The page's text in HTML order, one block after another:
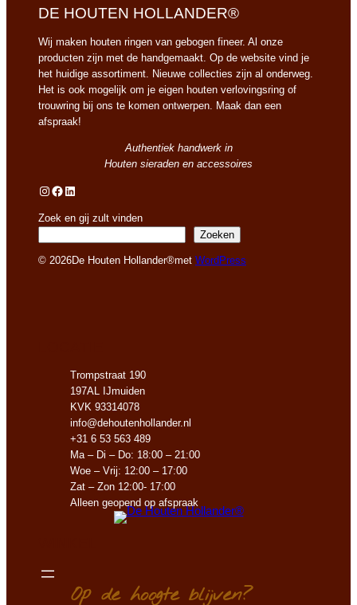
DE HOUTEN HOLLANDER®
Wij maken houten ringen van gebogen fineer. Al onze
producten zijn met de handgemaakt. Op de website vind je
het huidige assortiment. Nieuwe collecties zijn al onderweg.
Het is ook mogelijk om je eigen houten verlovingsring of
trouwring bij ons te komen ontwerpen. Maak dan een
afspraak!
Authentiek handwerk in
Houten sieraden en accessoires
Instagram Facebook LinkedIn
Zoek en gij zult vinden
Zoeken
© 2026De Houten Hollander®met WordPress
Trompstraat 190
197AL IJmuiden
KVK 93314078
info@dehoutenhollander.nl
+31 6 53 563 489
Ma – Di – Do: 18:00 – 21:00
Woe – Vrij: 12:00 – 17:00
Zat – Zon 12:00- 17:00
Alleen geopend op afspraak
Op de hoogte blijven?